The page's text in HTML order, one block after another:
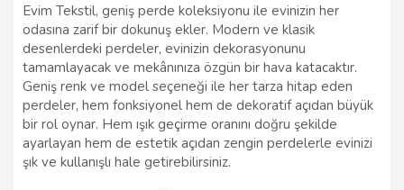
Evim Tekstil, geniş perde koleksiyonu ile evinizin her
odasına zarif bir dokunuş ekler. Modern ve klasik
desenlerdeki perdeler, evinizin dekorasyonunu
tamamlayacak ve mekânınıza özgün bir hava katacaktır.
Geniş renk ve model seçeneği ile her tarza hitap eden
perdeler, hem fonksiyonel hem de dekoratif açıdan büyük
bir rol oynar. Hem ışık geçirme oranını doğru şekilde
ayarlayan hem de estetik açıdan zengin perdelerle evinizi
şık ve kullanışlı hale getirebilirsiniz.